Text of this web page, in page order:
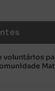
voluntários